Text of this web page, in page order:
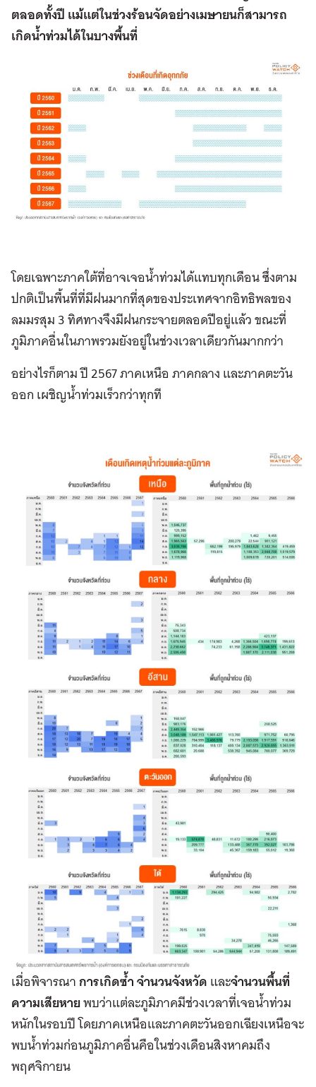
ตลอดทั้งปี แม้แต่ในช่วงร้อนจัดอย่างเมษายนก็สามารถ
เกิดน้ำท่วมได้ในบางพื้นที่
โดยเฉพาะภาคใต้ที่อาจเจอน้ำท่วมได้แทบทุกเดือน ซึ่งตาม
ปกติเป็นพื้นที่ที่มีฝนมากที่สุดของประเทศจากอิทธิพลของ
ลมมรสุม 3 ทิศทางจึงมีฝนกระจายตลอดปีอยู่แล้ว ขณะที่
ภูมิภาคอื่นในภาพรวมยังอยู่ในช่วงเวลาเดียวกันมากกว่า
อย่างไรก็ตาม ปี 2567 ภาคเหนือ ภาคกลาง และภาคตะวัน
ออก เผชิญน้ำท่วมเร็วกว่าทุกที
เมื่อพิจารณาการเกิดซ้ำ จำนวนจังหวัดและจำนวนพื้นที่
ความเสียหายพบว่าแต่ละภูมิภาคมีช่วงเวลาที่เจอน้ำท่วม
หนักในรอบปี โดยภาคเหนือและภาคตะวันออกเฉียงเหนือจะ
พบน้ำท่วมก่อนภูมิภาคอื่นคือในช่วงเดือนสิงหาคมถึง
พฤศจิกายน